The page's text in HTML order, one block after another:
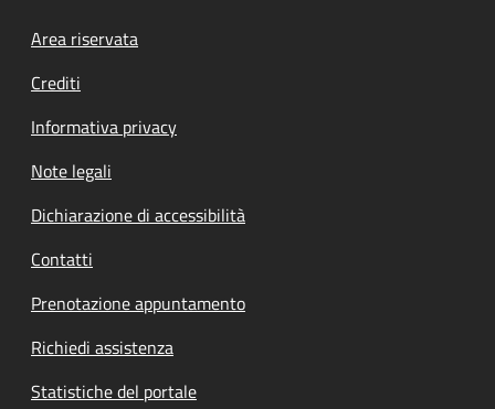
Footer menu
Area riservata
Crediti
Informativa privacy
Note legali
Dichiarazione di accessibilità
Contatti
Prenotazione appuntamento
Richiedi assistenza
Statistiche del portale